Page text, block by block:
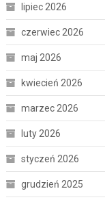
lipiec 2026
czerwiec 2026
maj 2026
kwiecień 2026
marzec 2026
luty 2026
styczeń 2026
grudzień 2025